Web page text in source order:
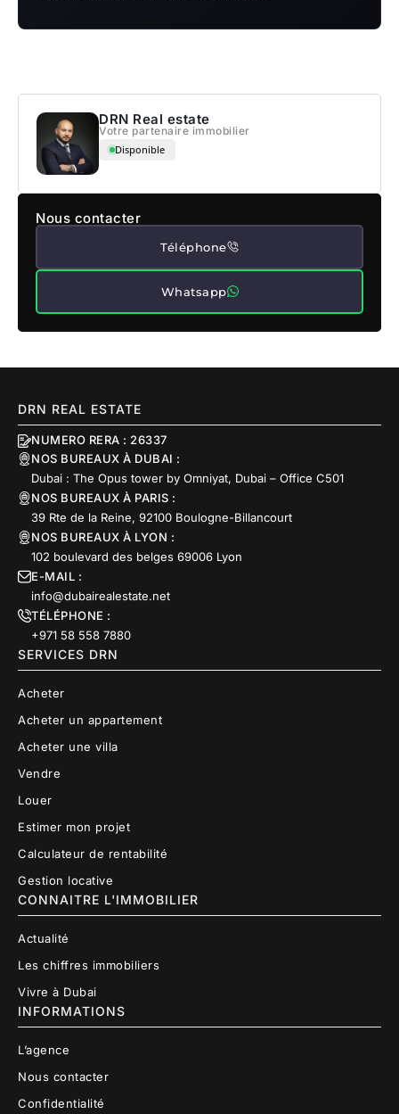
DRN Real estate
Votre partenaire immobilier
Disponible
Nous contacter
Téléphone
Whatsapp
DRN REAL ESTATE
NUMERO RERA : 26337
NOS BUREAUX À DUBAI :
Dubai : The Opus tower by Omniyat, Dubai – Office C501
NOS BUREAUX À PARIS :
39 Rte de la Reine, 92100 Boulogne-Billancourt
NOS BUREAUX À LYON :
102 boulevard des belges 69006 Lyon
E-MAIL :
info@dubairealestate.net
TÉLÉPHONE :
+971 58 558 7880
SERVICES DRN
Acheter
Acheter un appartement
Acheter une villa
Vendre
Louer
Estimer mon projet
Calculateur de rentabilité
Gestion locative
CONNAITRE L'IMMOBILIER
Actualité
Les chiffres immobiliers
Vivre à Dubai
INFORMATIONS
L’agence
Nous contacter
Confidentialité